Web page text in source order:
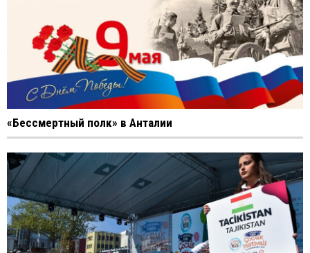
«Бессмертный полк» в Анталии